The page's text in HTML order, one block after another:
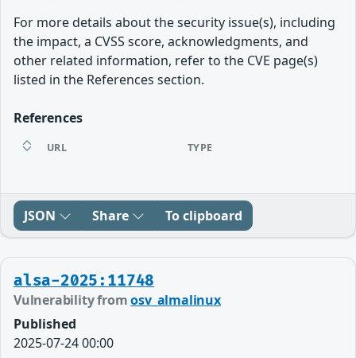
For more details about the security issue(s), including
the impact, a CVSS score, acknowledgments, and
other related information, refer to the CVE page(s)
listed in the References section.
References
URL TYPE
JSON Share To clipboard
alsa-2025:11748
Vulnerability fromosv_almalinux
Published
2025-07-24 00:00